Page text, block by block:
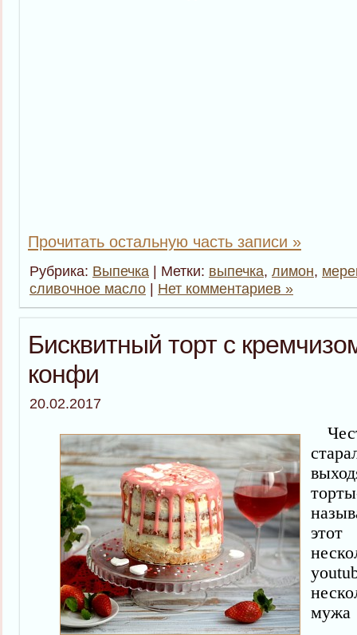
Прочитать остальную часть записи »
Рубрика: Выпечка | Метки: выпечка, лимон,
сливочное масло | Нет комментариев »
Бисквитный торт с
конфи
20.02.2017
этот